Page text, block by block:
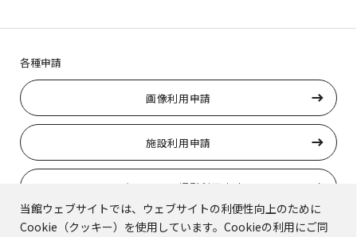
当館ウェブサイトでは、ウェブサイトの利便性向上のために
Cookie（クッキー）を使用しています。Cookieの利用にご同
各種申請
画像利用申請
施設利用申請
ロケーション撮影利用申請
トラりんの使用申請